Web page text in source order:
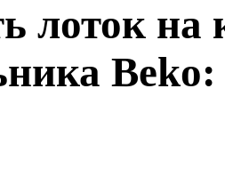
лоток на